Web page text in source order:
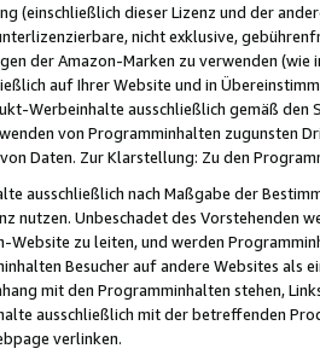
(einschließlich dieser Lizenz und der
nicht exklusive,
der Amazon-Marken zu verwenden
auf Ihrer Website und in
Werbeinhalte ausschließlich gemäß
von Programminhalten zugunsten
Daten. Zur Klarstellung: Zu den
ausschließlich nach Maßgabe der
nutzen. Unbeschadet des Vorstehenden
Website zu leiten, und werden
Besucher auf andere Websites als
mit den Programminhalten stehen,
ausschließlich mit der betreffenden
verlinken.